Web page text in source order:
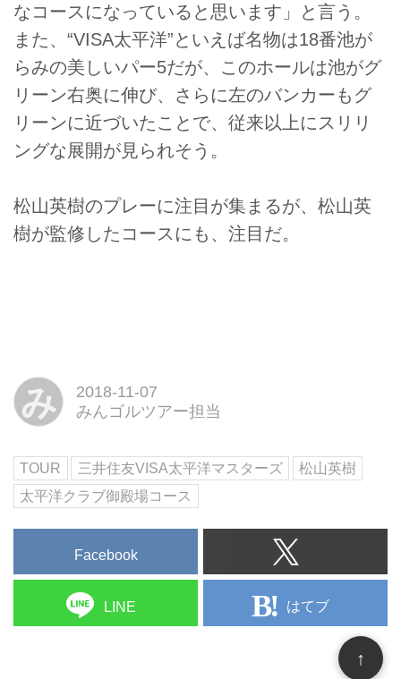
なコースになっていると思います」と言う。
また、“VISA太平洋”といえば名物は18番池が
らみの美しいパー5だが、このホールは池がグ
リーン右奥に伸び、さらに左のバンカーもグ
リーンに近づいたことで、従来以上にスリリ
ングな展開が見られそう。
松山英樹のプレーに注目が集まるが、松山英
樹が監修したコースにも、注目だ。
み
2018-11-07
みんゴルツアー担当
TOUR 三井住友VISA太平洋マスターズ
松山英樹
太平洋クラブ御殿場コース
Facebook
LINE はてブ
↑